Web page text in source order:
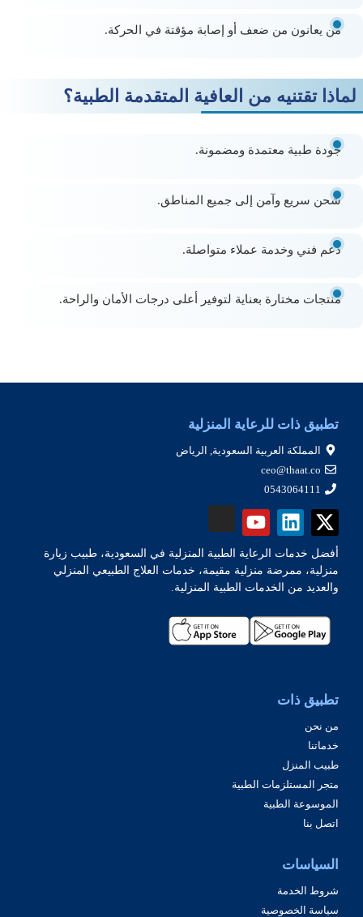
من يعانون من ضعف أو إصابة مؤقتة في الحركة.
لماذا تقتنيه من العافية المتقدمة الطبية؟
جودة طبية معتمدة ومضمونة.
شحن سريع وآمن إلى جميع المناطق.
دعم فني وخدمة عملاء متواصلة.
منتجات مختارة بعناية لتوفير أعلى درجات الأمان والراحة.
تطبيق ذات للرعاية المنزلية
المملكة العربية السعودية, الرياض
ceo@thaat.co
0543064111
أفضل خدمات الرعاية الطبية المنزلية في السعودية، طبيب زيارة
منزلية، ممرضة منزلية مقيمة، خدمات العلاج الطبيعي المنزلي
والعديد من الخدمات الطبية المنزلية.
تطبيق ذات
من نحن
خدماتنا
طبيب المنزل
متجر المستلزمات الطبية
الموسوعة الطبية
اتصل بنا
السياسات
شروط الخدمة
سياسة الخصوصية